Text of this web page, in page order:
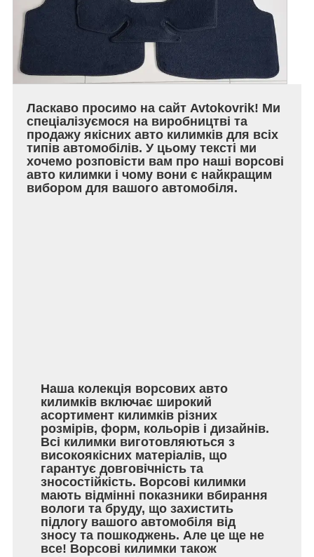
Ласкаво просимо на сайт Avtokovrik! Ми
спеціалізуємося на виробництві та
продажу якісних авто килимків для всіх
типів автомобілів. У цьому тексті ми
хочемо розповісти вам про наші ворсові
авто килимки і чому вони є найкращим
вибором для вашого автомобіля.
Наша колекція ворсових авто
килимків включає широкий
асортимент килимків різних
розмірів, форм, кольорів і дизайнів.
Всі килимки виготовляються з
високоякісних матеріалів, що
гарантує довговічність та
зносостійкість. Ворсові килимки
мають відмінні показники вбирання
вологи та бруду, що захистить
підлогу вашого автомобіля від
зносу та пошкоджень. Але це ще не
все! Ворсові килимки також